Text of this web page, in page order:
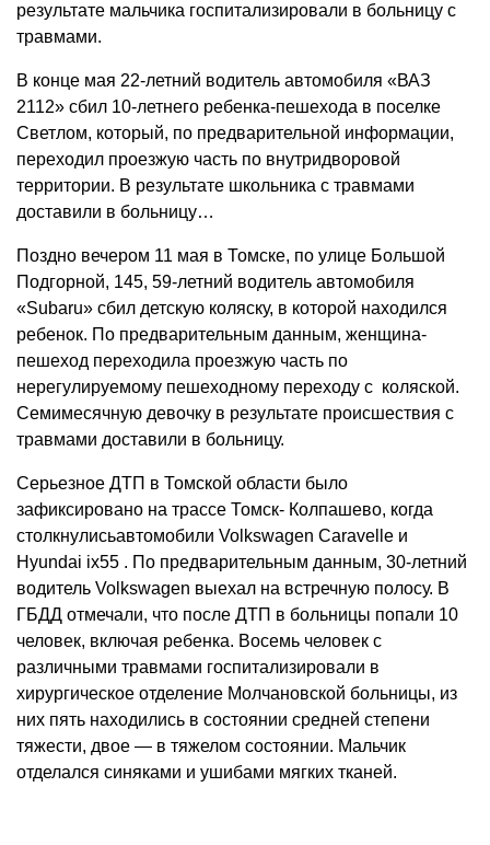
результате мальчика госпитализировали в больницу с
травмами.
В конце мая 22-летний водитель автомобиля «ВАЗ
2112» сбил 10-летнего ребенка-пешехода в поселке
Светлом, который, по предварительной информации,
переходил проезжую часть по внутридворовой
территории. В результате школьника с травмами
доставили в больницу…
Поздно вечером 11 мая в Томске, по улице Большой
Подгорной, 145, 59-летний водитель автомобиля
«Subaru» сбил детскую коляску, в которой находился
ребенок. По предварительным данным, женщина-
пешеход переходила проезжую часть по
нерегулируемому пешеходному переходу с коляской.
Семимесячную девочку в результате происшествия с
травмами доставили в больницу.
Серьезное ДТП в Томской области было
зафиксировано на трассе Томск- Колпашево, когда
столкнулисьавтомобили Volkswagen Caravelle и
Hyundai ix55 . По предварительным данным, 30-летний
водитель Volkswagen выехал на встречную полосу. В
ГБДД отмечали, что после ДТП в больницы попали 10
человек, включая ребенка. Восемь человек с
различными травмами госпитализировали в
хирургическое отделение Молчановской больницы, из
них пять находились в состоянии средней степени
тяжести, двое — в тяжелом состоянии. Мальчик
отделался синяками и ушибами мягких тканей.